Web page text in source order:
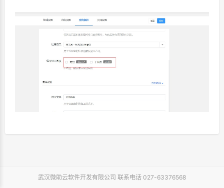
武汉微助云软件开发有限公司 联系电话 027-63376568